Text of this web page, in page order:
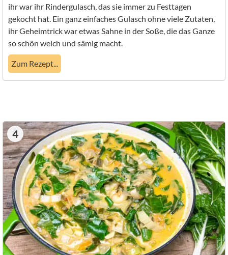
ihr war ihr Rindergulasch, das sie immer zu Festtagen
gekocht hat. Ein ganz einfaches Gulasch ohne viele Zutaten,
ihr Geheimtrick war etwas Sahne in der Soße, die das Ganze
so schön weich und sämig macht.
Zum Rezept...
4